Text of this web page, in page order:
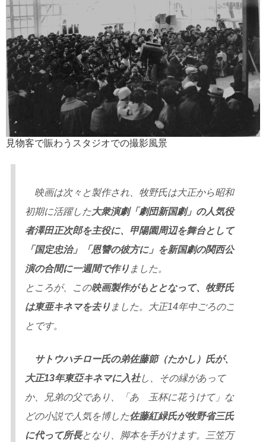
見物客で賑わうスタジオでの撮影風景
映画は次々と製作され、牧野氏は大正から昭和
初期に活躍した大衆演劇「劇団新国劇」の人気役
者澤田正次郎を主役に、甲陽園周辺を舞台として
「国定忠治」「恩讐の彼方に」を新国劇の関西公
演の合間に一週間で作り ました。
ところが、この映画製作がもととなって、牧野氏
は東亜キネマを去り ました。大正14年中ごろのこ
とです。
サトウハチロー氏の弟佐藤節（たかし）氏が、
大正13年東亞キネマに入社し、その縁があって
か、兄弟の父であり、「あゝ玉杯に花うけて」な
どの小説で人気を博した佐藤紅緑氏が牧野省三氏
に代って所長となり、脚本を手がけます。三笠万